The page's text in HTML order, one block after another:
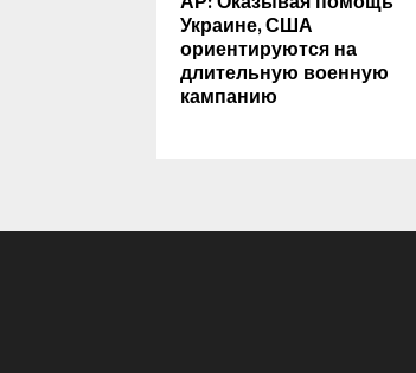
Украине, США
ориентируются на
длительную военную
кампанию